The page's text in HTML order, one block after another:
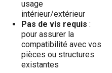
usage
intérieur/extérieur
Pas de vis requis :
pour assurer la
compatibilité avec vos
pièces ou structures
existantes